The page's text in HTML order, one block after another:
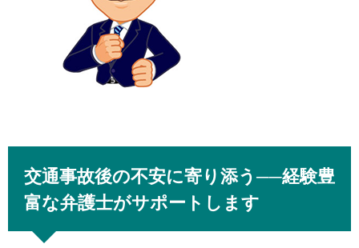
交通事故後の不安に寄り添う──経験豊
富な弁護士がサポートします